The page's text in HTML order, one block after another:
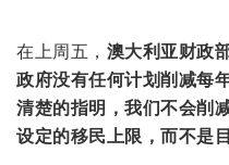
在上周五， 澳大利亚财政
政府没有任何计划削减每
清楚的指明，我们不会削
设定的移民上限，而不是